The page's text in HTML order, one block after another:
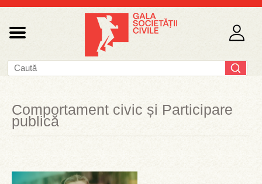
Comportament civic și Participare
publică